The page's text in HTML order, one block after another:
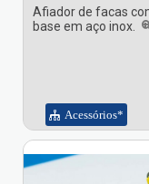
Afiador de facas
base em aço inox.
Acessórios*